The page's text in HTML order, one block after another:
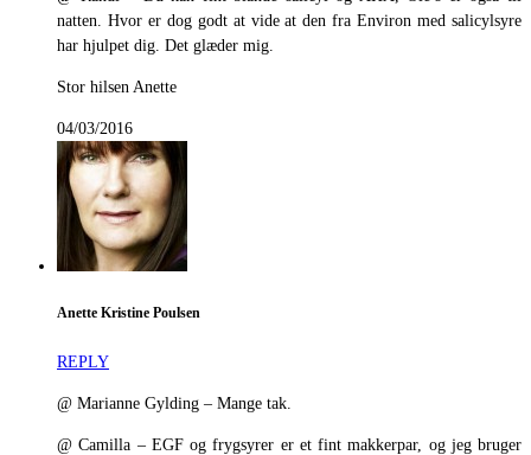
natten. Hvor er dog godt at vide at den fra Environ med salicylsyre
har hjulpet dig. Det glæder mig.
Stor hilsen Anette
04/03/2016
Anette Kristine Poulsen
REPLY
@ Marianne Gylding – Mange tak.
@ Camilla – EGF og frygsyrer er et fint makkerpar, og jeg bruger